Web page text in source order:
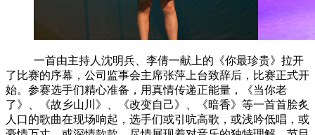
一首由主持人沈明兵、李倩一献上的《你最珍贵》拉开
了比赛的序幕，公司监事会主席张萍上台致辞后，比赛正式开
始。参赛选手们精心准备，用真情传递正能量，《当你老
了》、《故乡山川》、《改变自己》、《暗香》等一首首脍炙
人口的歌曲在现场响起，选手们或引吭高歌，或浅吟低唱，或